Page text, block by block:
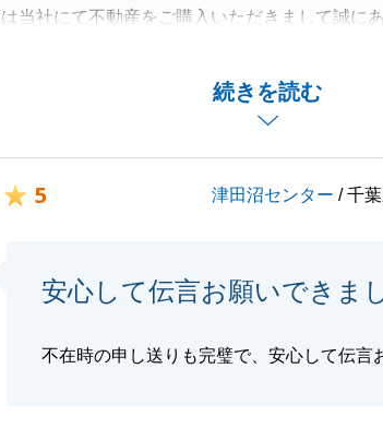
続きを読む
当社にて不動産をご購入いただきまして誠に
条件に合った新規物件をご紹介でき、また大変
度は誠にありがとうございました。
5 津田沼センター / 千
安心して伝言お願いできま
不在時の申し送りも完璧で、安心して伝言